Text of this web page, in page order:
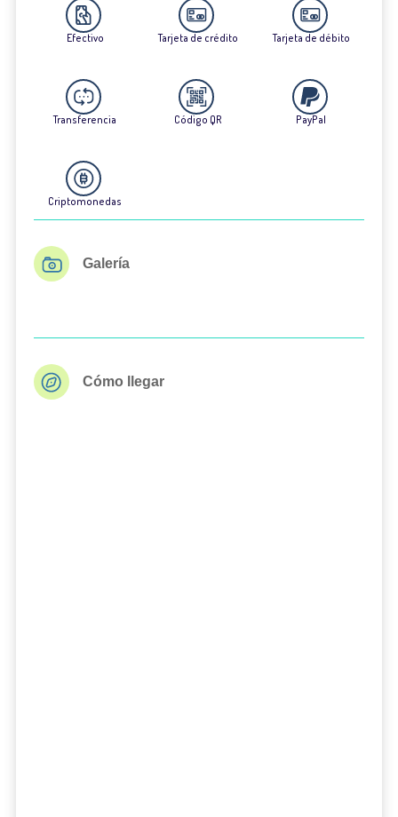
Efectivo Tarjeta de crédito Tarjeta de débito
Transferencia Código QR PayPal
Criptomonedas
Galería
Cómo llegar